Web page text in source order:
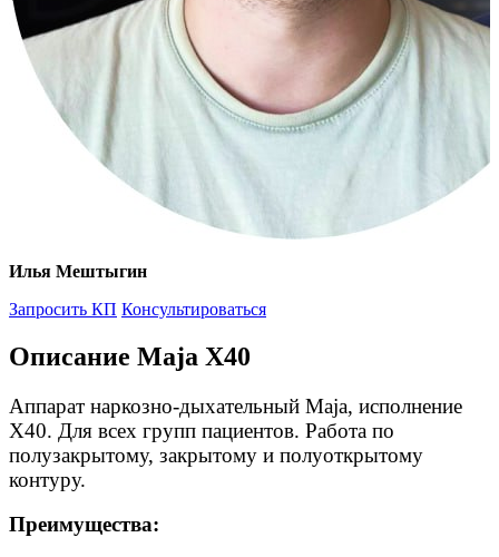
Илья Мештыгин
Запросить КП Консультироваться
Описание Maja Х40
Аппарат наркозно-дыхательный Maja, исполнение
Х40. Для всех групп пациентов. Работа по
полузакрытому, закрытому и полуоткрытому
контуру.
Преимущества: